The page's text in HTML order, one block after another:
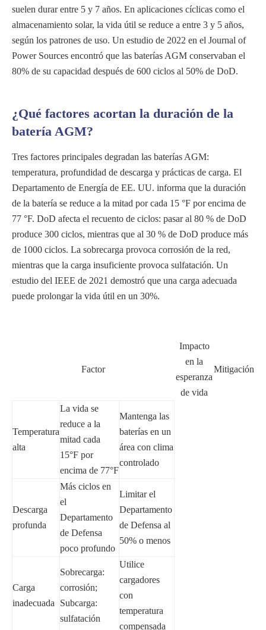
suelen durar entre 5 y 7 años. En aplicaciones cíclicas como el
almacenamiento solar, la vida útil se reduce a entre 3 y 5 años,
según los patrones de uso. Un estudio de 2022 en el Journal of
Power Sources encontró que las baterías AGM conservaban el
80% de su capacidad después de 600 ciclos al 50% de DoD.
¿Qué factores acortan la duración de la
batería AGM?
Tres factores principales degradan las baterías AGM:
temperatura, profundidad de descarga y prácticas de carga. El
Departamento de Energía de EE. UU. informa que la duración
de la batería se reduce a la mitad por cada 15 °F por encima de
77 °F. DoD afecta el recuento de ciclos: pasar al 80 % de DoD
produce 300 ciclos, mientras que al 30 % de DoD produce más
de 1000 ciclos. La sobrecarga provoca corrosión de la red,
mientras que la carga insuficiente provoca sulfatación. Un
estudio del IEEE de 2021 demostró que una carga adecuada
puede prolongar la vida útil en un 30%.
Factor
Impacto
en la
esperanza
de vida
Mitigación
Temperatura
alta
La vida se
reduce a la
mitad cada
15°F por
encima de 77°F
Mantenga las
baterías en un
área con clima
controlado
Descarga
profunda
Más ciclos en
el
Departamento
de Defensa
poco profundo
Limitar el
Departamento
de Defensa al
50% o menos
Carga
inadecuada
Sobrecarga:
corrosión;
Subcarga:
sulfatación
Utilice
cargadores
con
temperatura
compensada